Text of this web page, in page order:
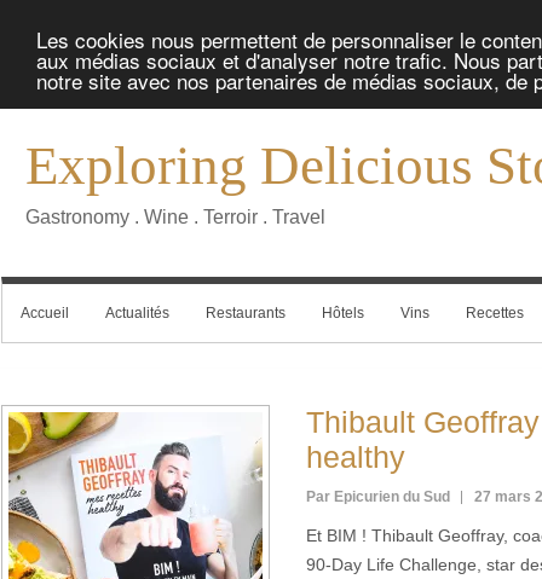
Les cookies nous permettent de personnaliser le
aux médias sociaux et d'analyser notre trafic. Nous
notre site avec nos partenaires de médias sociaux, de
Exploring Delicious
Gastronomy . Wine . Terroir . Travel
Accueil Actualités Restaurants Hôtels Vins Recettes
Thibault
healthy
Par Epicurien du Sud 27 mars
Et BIM ! Thibault Geoffray,
90-Day Life Challenge, star